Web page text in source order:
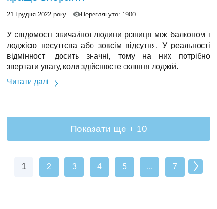
21 Грудня 2022 року Переглянуто: 1900
У свідомості звичайної людини різниця між балконом і
лоджією несуттєва або зовсім відсутня. У реальності
відмінності досить значні, тому на них потрібно
звертати увагу, коли здійснюєте скління лоджій.
Читати далі
Показати ще + 10
1 2 3 4 5 ... 7